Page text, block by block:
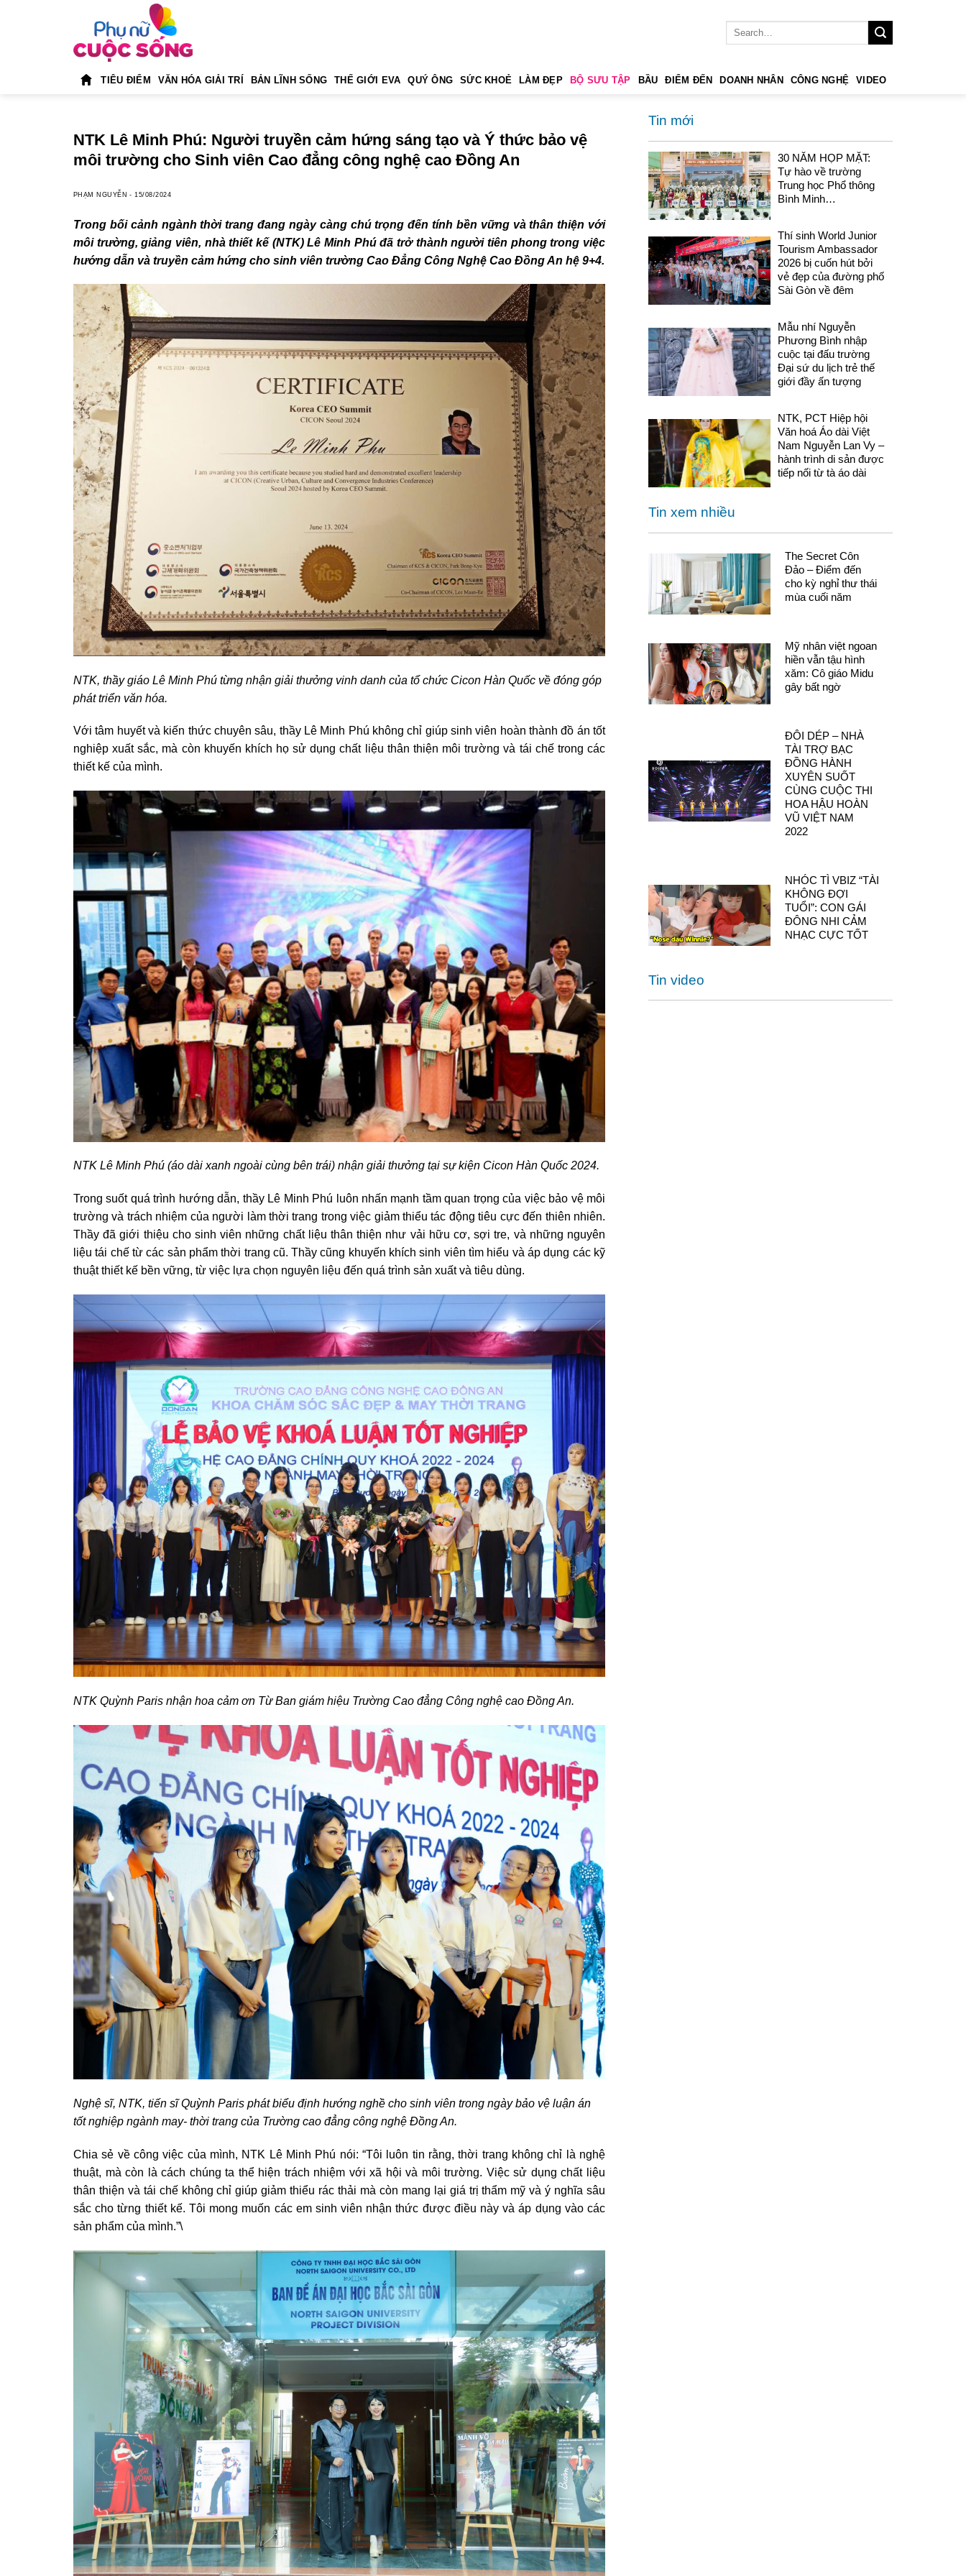
TIÊU ĐIỂM VĂN HÓA GIẢI TRÍ BẢN LĨNH SỐNG THẾ GIỚI EVA QUÝ ÔNG SỨC KHOẺ LÀM ĐẸP BỘ SƯU TẬP BẦU ĐIỂM ĐẾN DOANH NHÂN CÔNG NGHỆ VIDEO
NTK Lê Minh Phú: Người truyền cảm hứng sáng tạo và Ý thức bảo vệ
môi trường cho Sinh viên Cao đẳng công nghệ cao Đồng An
PHẠM NGUYỄN -15/08/2024
Trong bối cảnh ngành thời trang đang ngày càng chú trọng đến tính bền vững và thân thiện với
môi trường, giảng viên, nhà thiết kế (NTK) Lê Minh Phú đã trở thành người tiên phong trong việc
hướng dẫn và truyền cảm hứng cho sinh viên trường Cao Đẳng Công Nghệ Cao Đồng An hệ 9+4.
NTK, thầy giáo Lê Minh Phú từng nhận giải thưởng vinh danh của tổ chức Cicon Hàn Quốc về đóng góp
phát triển văn hóa.
Với tâm huyết và kiến thức chuyên sâu, thầy Lê Minh Phú không chỉ giúp sinh viên hoàn thành đồ án tốt
nghiệp xuất sắc, mà còn khuyến khích họ sử dụng chất liệu thân thiện môi trường và tái chế trong các
thiết kế của mình.
NTK Lê Minh Phú (áo dài xanh ngoài cùng bên trái) nhận giải thưởng tại sự kiện Cicon Hàn Quốc 2024.
Trong suốt quá trình hướng dẫn, thầy Lê Minh Phú luôn nhấn mạnh tầm quan trọng của việc bảo vệ môi
trường và trách nhiệm của người làm thời trang trong việc giảm thiểu tác động tiêu cực đến thiên nhiên.
Thầy đã giới thiệu cho sinh viên những chất liệu thân thiện như vải hữu cơ, sợi tre, và những nguyên
liệu tái chế từ các sản phẩm thời trang cũ. Thầy cũng khuyến khích sinh viên tìm hiểu và áp dụng các kỹ
thuật thiết kế bền vững, từ việc lựa chọn nguyên liệu đến quá trình sản xuất và tiêu dùng.
NTK Quỳnh Paris nhận hoa cảm ơn Từ Ban giám hiệu Trường Cao đẳng Công nghệ cao Đồng An.
Nghệ sĩ, NTK, tiến sĩ Quỳnh Paris phát biểu định hướng nghề cho sinh viên trong ngày bảo vệ luận án
tốt nghiệp ngành may- thời trang của Trường cao đẳng công nghệ Đồng An.
Chia sẻ về công việc của mình, NTK Lê Minh Phú nói: “Tôi luôn tin rằng, thời trang không chỉ là nghệ
thuật, mà còn là cách chúng ta thể hiện trách nhiệm với xã hội và môi trường. Việc sử dụng chất liệu
thân thiện và tái chế không chỉ giúp giảm thiểu rác thải mà còn mang lại giá trị thẩm mỹ và ý nghĩa sâu
sắc cho từng thiết kế. Tôi mong muốn các em sinh viên nhận thức được điều này và áp dụng vào các
sản phẩm của mình.”\
Tin mới
30 NĂM HỌP MẶT:
Tự hào về trường
Trung học Phổ thông
Bình Minh…
Thí sinh World Junior
Tourism Ambassador
2026 bị cuốn hút bởi
vẻ đẹp của đường phố
Sài Gòn về đêm
Mẫu nhí Nguyễn
Phương Bình nhập
cuộc tại đấu trường
Đại sứ du lịch trẻ thế
giới đầy ấn tượng
NTK, PCT Hiệp hội
Văn hoá Áo dài Việt
Nam Nguyễn Lan Vy –
hành trình di sản được
tiếp nối từ tà áo dài
Tin xem nhiều
The Secret Côn
Đảo – Điểm đến
cho kỳ nghỉ thư thái
mùa cuối năm
Mỹ nhân việt ngoan
hiền vẫn tậu hình
xăm: Cô giáo Midu
gây bất ngờ
ĐÔI DÉP – NHÀ
TÀI TRỢ BẠC
ĐỒNG HÀNH
XUYÊN SUỐT
CÙNG CUỘC THI
HOA HẬU HOÀN
VŨ VIỆT NAM
2022
NHÓC TÌ VBIZ “TÀI
KHÔNG ĐỢI
TUỔI”: CON GÁI
ĐÔNG NHI CẢM
NHẠC CỰC TỐT
Tin video